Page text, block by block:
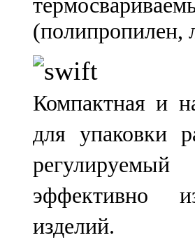
(полипропилен,
Компактная и
для упаковки
эффективно
изделий.